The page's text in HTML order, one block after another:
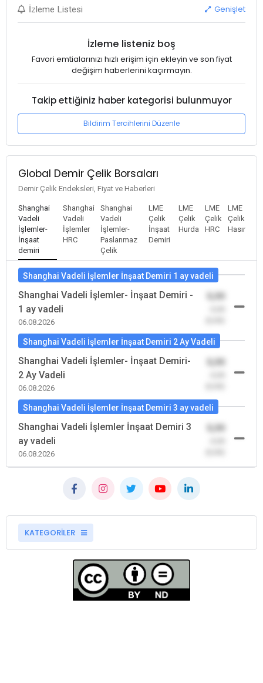
İzleme Listesi Genişlet
İzleme listeniz boş
Favori emtialarınızı hızlı erişim için ekleyin ve son fiyat
değişim haberlerini kaçırmayın.
Takip ettiğiniz haber kategorisi bulunmuyor
Bildirim Tercihlerini Düzenle
Global Demir Çelik Borsaları
Demir Çelik Endeksleri, Fiyat ve Haberleri
Shanghai
Vadeli
İşlemler-
İnşaat
demiri
Shanghai
Vadeli
İşlemler
HRC
Shanghai
Vadeli
İşlemler-
Paslanmaz
Çelik
LME
Çelik
İnşaat
Demiri
LME
Çelik
Hurda
LME
Çelik
HRC
LME
Çelik
Hasır
Shanghai Vadeli İşlemler İnşaat Demiri 1 ay vadeli
Shanghai Vadeli İşlemler- İnşaat Demiri -
1 ay vadeli
06.08.2026
Shanghai Vadeli İşlemler İnşaat Demiri 2 Ay Vadeli
Shanghai Vadeli İşlemler- İnşaat Demiri-
2 Ay Vadeli
06.08.2026
Shanghai Vadeli İşlemler İnşaat Demiri 3 ay vadeli
Shanghai Vadeli İşlemler İnşaat Demiri 3
ay vadeli
06.08.2026
KATEGORİLER